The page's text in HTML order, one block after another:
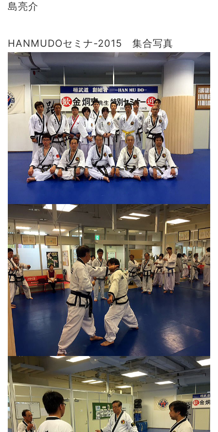
島亮介
HANMUDOセミナ-2015 集合写真